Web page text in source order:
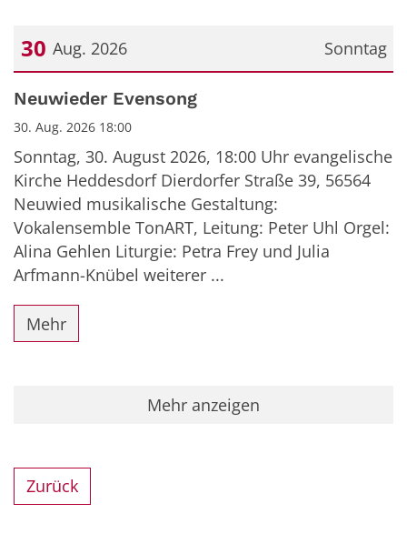
Sonntag
30 Aug. 2026
Datum: 30. August 2026
Neuwieder Evensong
30. Aug. 2026 18:00
Sonntag, 30. August 2026, 18:00 Uhr evangelische
Kirche Heddesdorf Dierdorfer Straße 39, 56564
Neuwied musikalische Gestaltung:
Vokalensemble TonART, Leitung: Peter Uhl Orgel:
Alina Gehlen Liturgie: Petra Frey und Julia
Arfmann-Knübel weiterer ...
Mehr
Mehr anzeigen
Zurück